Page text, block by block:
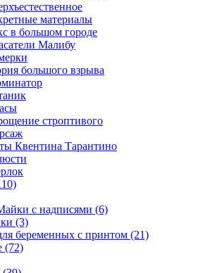
материалы
в большом городе
Малибу
большого взрыва
строптивого
Квентина Тарантино
с надписями (6)
(3)
беременных с принтом (21)
(72)